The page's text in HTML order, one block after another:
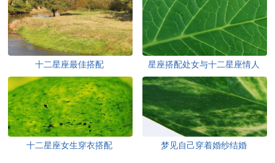
十二星座最佳搭配 星座搭配处女与十二星座情人
十二星座女生穿衣搭配 梦见自己穿着婚纱结婚